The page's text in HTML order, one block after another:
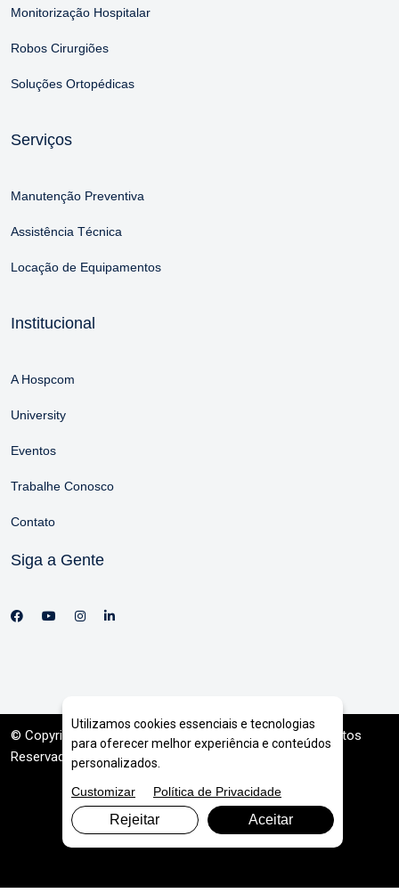
Monitorização Hospitalar
Robos Cirurgiões
Soluções Ortopédicas
Serviços
Manutenção Preventiva
Assistência Técnica
Locação de Equipamentos
Institucional
A Hospcom
University
Eventos
Trabalhe Conosco
Contato
Siga a Gente
© Copyright 2026. DIVIA Marketing Digital . Todos os Direitos
Reservados
Utilizamos cookies essenciais e tecnologias
para oferecer melhor experiência e conteúdos
personalizados.
Customizar
Política de Privacidade
Rejeitar Aceitar